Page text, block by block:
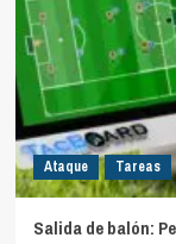
Ataque Tareas
Salida de balón: